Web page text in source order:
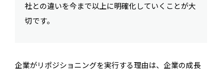
社との違いを今まで以上に明確化していくことが大
切です。
企業がリポジショニングを実行する理由は、企業の成長